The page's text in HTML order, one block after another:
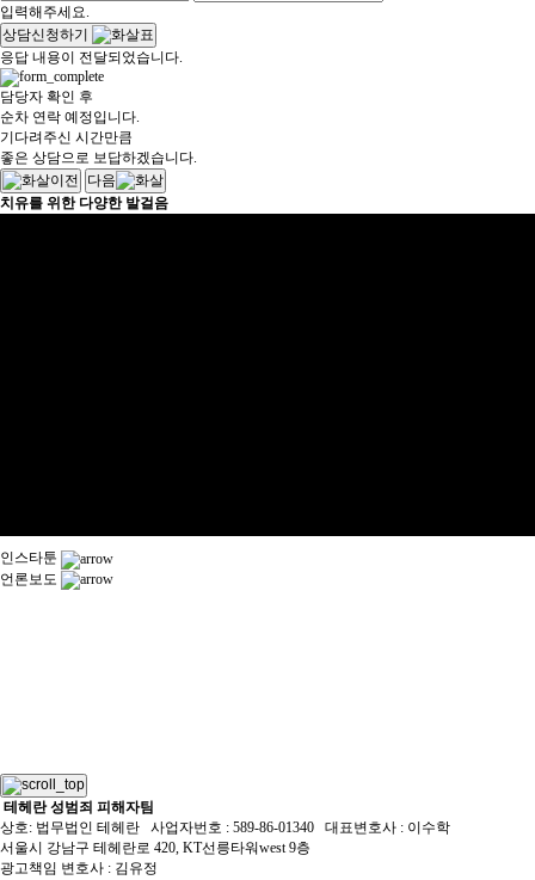
입력해주세요.
상담신청하기
응답 내용이 전달되었습니다.
담당자 확인 후
순차 연락 예정입니다.
기다려주신 시간만큼
좋은 상담으로 보답하겠습니다.
이전
다음
치유를 위한 다양한 발걸음
인스타툰
언론보도
테헤란 성범죄 피해자팀
상호: 법무법인 테헤란 사업자번호 : 589-86-01340 대표변호사 : 이수학
서울시 강남구 테헤란로 420, KT선릉타워west 9층
광고책임 변호사 : 김유정